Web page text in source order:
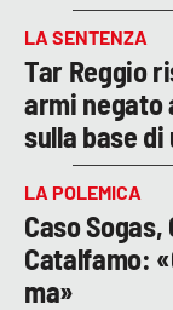
LA SENTENZA
Tar Reggio
armi negato
sulla base
LA POLEMICA
Caso
Catalfamo:
ma»